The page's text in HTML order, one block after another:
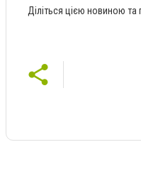
Діліться цією новиною та